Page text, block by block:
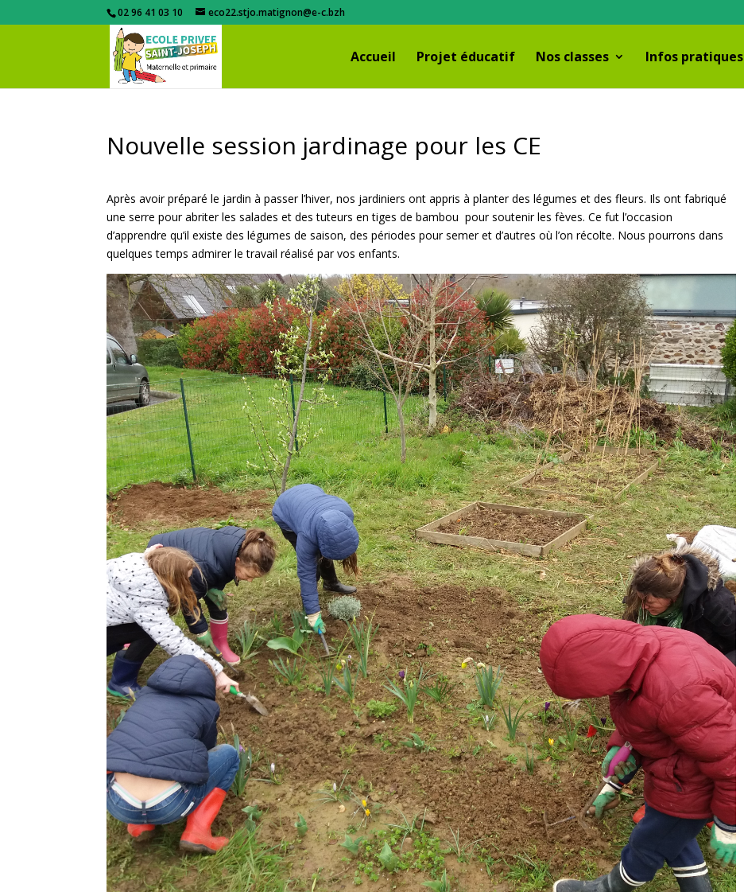
02 96 41 03 10 eco22.stjo.matignon@e-c.bzh
Accueil Projet éducatif Nos classes Infos pratiques
Nouvelle session jardinage pour les CE
Après avoir préparé le jardin à passer l’hiver, nos jardiniers ont appris à planter des légumes et des fleurs. Ils ont fabriqué
une serre pour abriter les salades et des tuteurs en tiges de bambou pour soutenir les fèves. Ce fut l’occasion
d’apprendre qu’il existe des légumes de saison, des périodes pour semer et d’autres où l’on récolte. Nous pourrons dans
quelques temps admirer le travail réalisé par vos enfants.